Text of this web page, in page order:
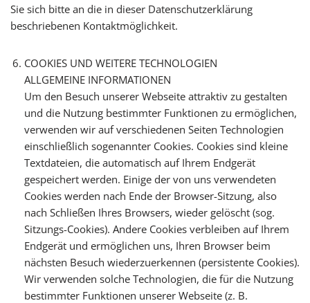
Sie sich bitte an die in dieser Datenschutzerklärung
beschriebenen Kontaktmöglichkeit.
COOKIES UND WEITERE TECHNOLOGIEN
ALLGEMEINE INFORMATIONEN
Um den Besuch unserer Webseite attraktiv zu gestalten
und die Nutzung bestimmter Funktionen zu ermöglichen,
verwenden wir auf verschiedenen Seiten Technologien
einschließlich sogenannter Cookies. Cookies sind kleine
Textdateien, die automatisch auf Ihrem Endgerät
gespeichert werden. Einige der von uns verwendeten
Cookies werden nach Ende der Browser-Sitzung, also
nach Schließen Ihres Browsers, wieder gelöscht (sog.
Sitzungs-Cookies). Andere Cookies verbleiben auf Ihrem
Endgerät und ermöglichen uns, Ihren Browser beim
nächsten Besuch wiederzuerkennen (persistente Cookies).
Wir verwenden solche Technologien, die für die Nutzung
bestimmter Funktionen unserer Webseite (z. B.